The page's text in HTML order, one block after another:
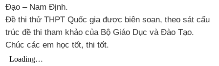
Đạo – Nam Định.
Đề thi thử THPT Quốc gia được biên soạn, theo sát cấu
trúc đề thi tham khảo của Bộ Giáo Dục và Đào Tạo.
Chúc các em học tốt, thi tốt.